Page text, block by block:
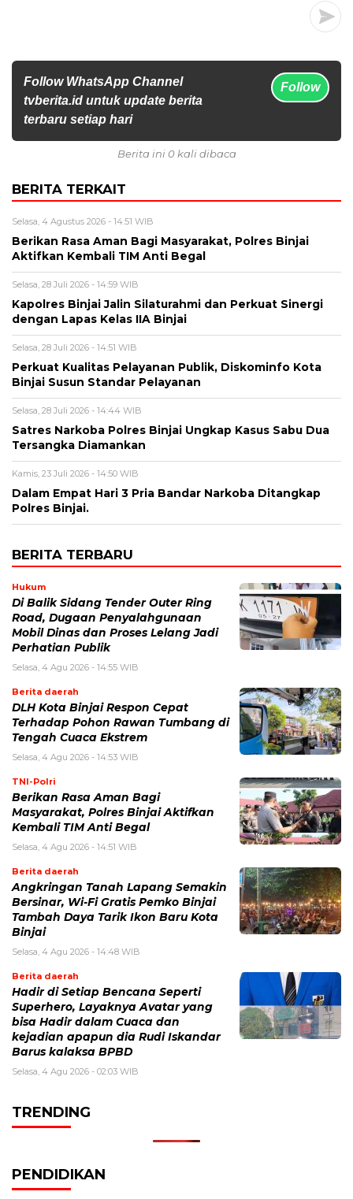
Follow WhatsApp Channel
tvberita.id untuk update berita
terbaru setiap hari
Follow
Berita ini 0 kali dibaca
BERITA TERKAIT
Selasa, 4 Agustus 2026 - 14:51 WIB
Berikan Rasa Aman Bagi Masyarakat, Polres Binjai
Aktifkan Kembali TIM Anti Begal
Selasa, 28 Juli 2026 - 14:59 WIB
Kapolres Binjai Jalin Silaturahmi dan Perkuat Sinergi
dengan Lapas Kelas IIA Binjai
Selasa, 28 Juli 2026 - 14:51 WIB
Perkuat Kualitas Pelayanan Publik, Diskominfo Kota
Binjai Susun Standar Pelayanan
Selasa, 28 Juli 2026 - 14:44 WIB
Satres Narkoba Polres Binjai Ungkap Kasus Sabu Dua
Tersangka Diamankan
Kamis, 23 Juli 2026 - 14:50 WIB
Dalam Empat Hari 3 Pria Bandar Narkoba Ditangkap
Polres Binjai.
BERITA TERBARU
Hukum
Di Balik Sidang Tender Outer Ring
Road, Dugaan Penyalahgunaan
Mobil Dinas dan Proses Lelang Jadi
Perhatian Publik
Selasa, 4 Agu 2026 - 14:55 WIB
Berita daerah
DLH Kota Binjai Respon Cepat
Terhadap Pohon Rawan Tumbang di
Tengah Cuaca Ekstrem
Selasa, 4 Agu 2026 - 14:53 WIB
TNI-Polri
Berikan Rasa Aman Bagi
Masyarakat, Polres Binjai Aktifkan
Kembali TIM Anti Begal
Selasa, 4 Agu 2026 - 14:51 WIB
Berita daerah
Angkringan Tanah Lapang Semakin
Bersinar, Wi-Fi Gratis Pemko Binjai
Tambah Daya Tarik Ikon Baru Kota
Binjai
Selasa, 4 Agu 2026 - 14:48 WIB
Berita daerah
Hadir di Setiap Bencana Seperti
Superhero, Layaknya Avatar yang
bisa Hadir dalam Cuaca dan
kejadian apapun dia Rudi Iskandar
Barus kalaksa BPBD
Selasa, 4 Agu 2026 - 02:03 WIB
TRENDING
PENDIDIKAN